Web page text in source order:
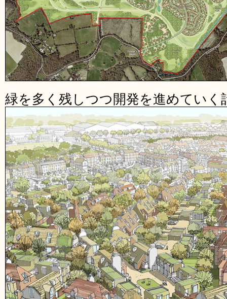
緑を多く残しつつ開発を進めていく